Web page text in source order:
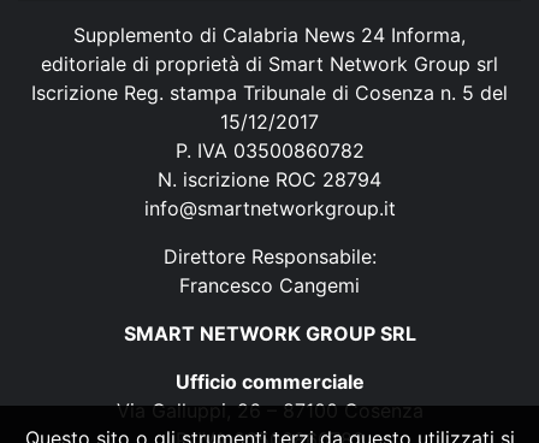
Supplemento di Calabria News 24 Informa,
editoriale di proprietà di Smart Network Group srl
Iscrizione Reg. stampa Tribunale di Cosenza n. 5 del
15/12/2017
P. IVA 03500860782
N. iscrizione ROC 28794
info@smartnetworkgroup.it
Direttore Responsabile:
Francesco Cangemi
SMART NETWORK GROUP SRL
Ufficio commerciale
Via Galluppi, 26 – 87100 Cosenza
Questo sito o gli strumenti terzi da questo utilizzati si